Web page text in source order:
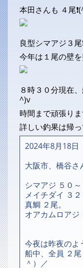
本田さんも ４尾
良型シマアジ３
今年は１尾の壁
８時３０分現在
^)v
時間まで頑張りま
詳しい釣果は帰っ
2024年8月18日
大阪市、橋谷さ
シマアジ ５０～
メイチダイ ３２
真鯛 ２尾。
オアカムロアジ
今夜は昨夜のよ
船中、全員 ２
＾）／